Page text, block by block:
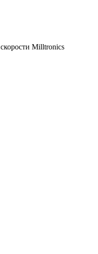
Milltronics